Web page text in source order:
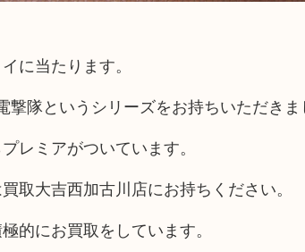
に当たります。
隊というシリーズをお持ちいただきま
レミアがついています。
取大吉西加古川店にお持ちください。
的にお買取をしています。